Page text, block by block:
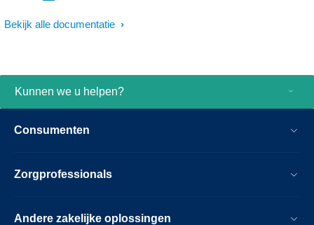
Bekijk alle documentatie
Kunnen we u helpen?
Consumenten
Zorgprofessionals
Andere zakelijke oplossingen